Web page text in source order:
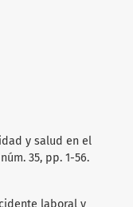
y salud en el
35, pp. 1-56.